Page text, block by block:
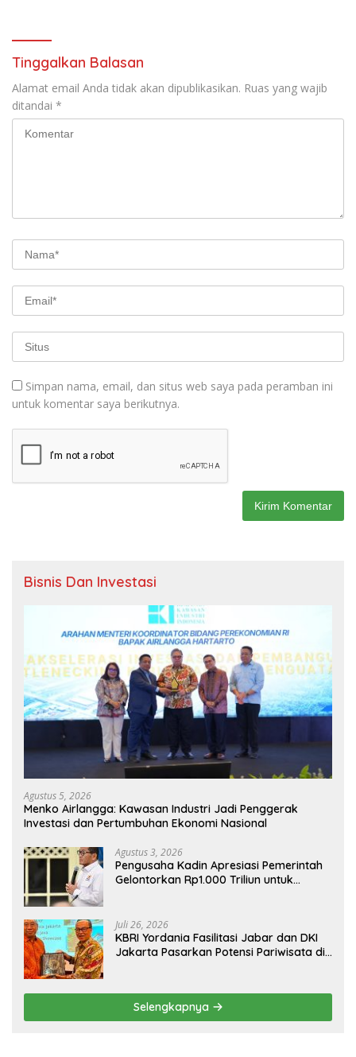
Tinggalkan Balasan
Alamat email Anda tidak akan dipublikasikan. Ruas yang wajib
ditandai *
Simpan nama, email, dan situs web saya pada peramban ini
untuk komentar saya berikutnya.
Bisnis Dan Investasi
Agustus 5, 2026
Menko Airlangga: Kawasan Industri Jadi Penggerak
Investasi dan Pertumbuhan Ekonomi Nasional
Agustus 3, 2026
Pengusaha Kadin Apresiasi Pemerintah
Gelontorkan Rp1.000 Triliun untuk
Juli 26, 2026
KBRI Yordania Fasilitasi Jabar dan DKI
Jakarta Pasarkan Potensi Pariwisata di
Selengkapnya